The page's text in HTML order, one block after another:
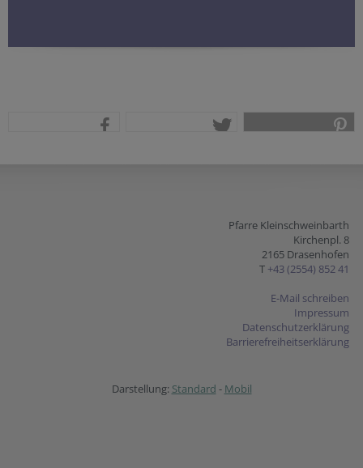
Pfarre Kleinschweinbarth
Kirchenpl. 8
2165 Drasenhofen
T +43 (2554) 852 41
E-Mail schreiben
Impressum
Datenschutzerklärung
Barrierefreiheitserklärung
Darstellung: Standard - Mobil